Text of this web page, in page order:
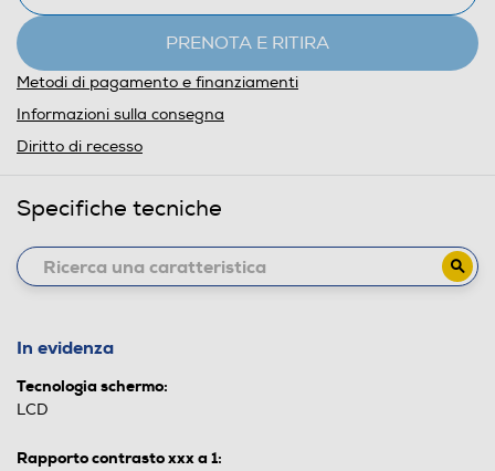
PRENOTA E RITIRA
Metodi di pagamento e finanziamenti
Informazioni sulla consegna
Diritto di recesso
Specifiche tecniche
In evidenza
Tecnologia schermo:
LCD
Rapporto contrasto xxx a 1: